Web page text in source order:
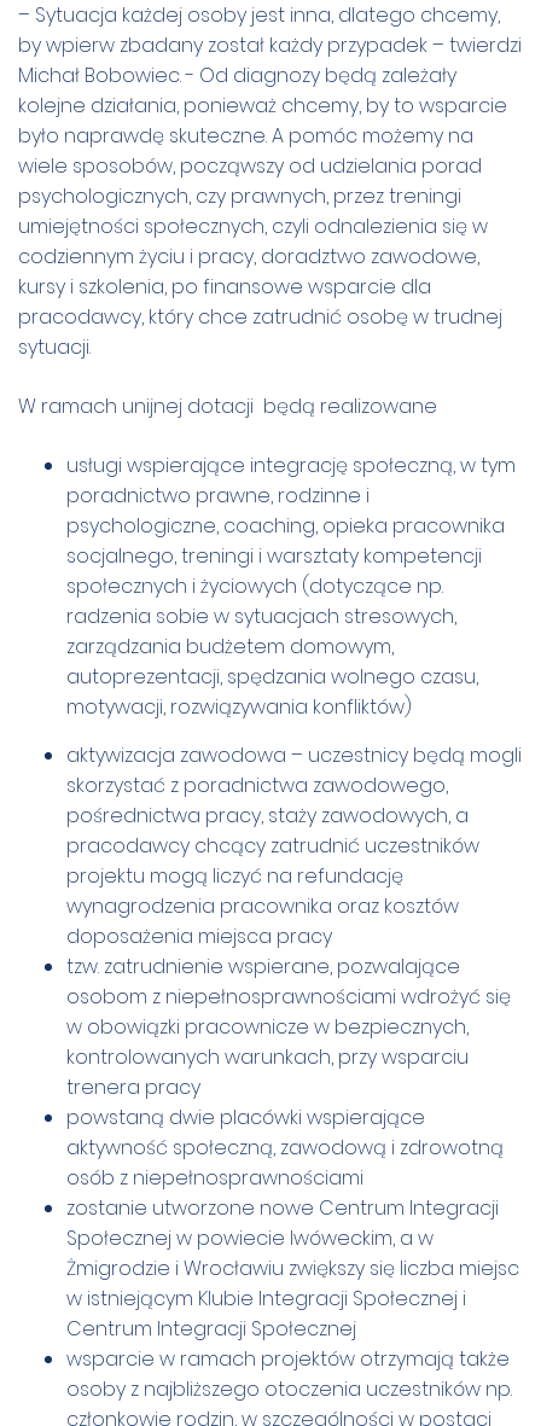
– Sytuacja każdej osoby jest inna, dlatego chcemy,
by wpierw zbadany został każdy przypadek – twierdzi
Michał Bobowiec. - Od diagnozy będą zależały
kolejne działania, ponieważ chcemy, by to wsparcie
było naprawdę skuteczne. A pomóc możemy na
wiele sposobów, począwszy od udzielania porad
psychologicznych, czy prawnych, przez treningi
umiejętności społecznych, czyli odnalezienia się w
codziennym życiu i pracy, doradztwo zawodowe,
kursy i szkolenia, po finansowe wsparcie dla
pracodawcy, który chce zatrudnić osobę w trudnej
sytuacji.
W ramach unijnej dotacji będą realizowane
usługi wspierające integrację społeczną, w tym
poradnictwo prawne, rodzinne i
psychologiczne, coaching, opieka pracownika
socjalnego, treningi i warsztaty kompetencji
społecznych i życiowych (dotyczące np.
radzenia sobie w sytuacjach stresowych,
zarządzania budżetem domowym,
autoprezentacji, spędzania wolnego czasu,
motywacji, rozwiązywania konfliktów)
aktywizacja zawodowa – uczestnicy będą mogli
skorzystać z poradnictwa zawodowego,
pośrednictwa pracy, staży zawodowych, a
pracodawcy chcący zatrudnić uczestników
projektu mogą liczyć na refundację
wynagrodzenia pracownika oraz kosztów
doposażenia miejsca pracy
tzw. zatrudnienie wspierane, pozwalające
osobom z niepełnosprawnościami wdrożyć się
w obowiązki pracownicze w bezpiecznych,
kontrolowanych warunkach, przy wsparciu
trenera pracy
powstaną dwie placówki wspierające
aktywność społeczną, zawodową i zdrowotną
osób z niepełnosprawnościami
zostanie utworzone nowe Centrum Integracji
Społecznej w powiecie lwóweckim, a w
Żmigrodzie i Wrocławiu zwiększy się liczba miejsc
w istniejącym Klubie Integracji Społecznej i
Centrum Integracji Społecznej
wsparcie w ramach projektów otrzymają także
osoby z najbliższego otoczenia uczestników np.
członkowie rodzin, w szczególności w postaci